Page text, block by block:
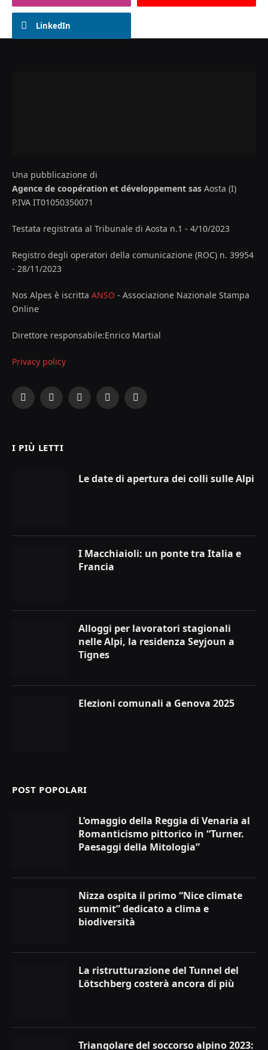
LinkedIn
Una pubblicazione di
Agence de coopération et développement sas Aosta (I)
P.IVA IT01050350071
Testata registrata al Tribunale di Aosta n.1 - 4/10/2023
Registro degli operatori della comunicazione (ROC) n. 39954
- 28/11/2023
Nos Alpes è iscritta ANSO - Associazione Nazionale Stampa
Online
Direttore responsabile:Enrico Martial
Privacy policy
Facebook
X
InstagramYouTubeLinkedIn
I PIÙ LETTI
Le date di apertura dei colli sulle Alpi
I Macchiaioli: un ponte tra Italia e
Francia
Alloggi per lavoratori stagionali
nelle Alpi, la residenza Seyjoun a
Tignes
Elezioni comunali a Genova 2025
POST POPOLARI
L’omaggio della Reggia di Venaria al
Romanticismo pittorico in “Turner.
Paesaggi della Mitologia”
Nizza ospita il primo “Nice climate
summit” dedicato a clima e
biodiversità
La ristrutturazione del Tunnel del
Lötschberg costerà ancora di più
Triangolare del soccorso alpino 2023: